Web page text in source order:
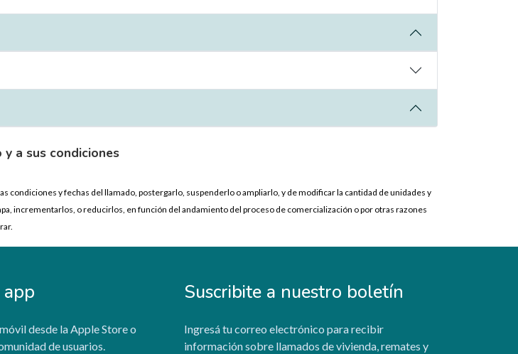
a sus condiciones
condiciones y fechas del llamado, postergarlo, suspenderlo o ampliarlo, y de modificar la cantidad de unidades y
incrementarlos, o reducirlos, en función del andamiento del proceso de comercialización o por otras razones
desde la Apple Store o
de usuarios.
Suscribite a nuestro boletín
Ingresá tu correo electrónico para recibir
información sobre llamados de vivienda, remates y